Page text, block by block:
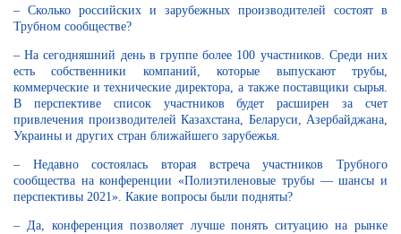
– Сколько российских и зарубежных производителей состоят в
Трубном сообществе?
– На сегодняшний день в группе более 100 участников. Среди них
есть собственники компаний, которые выпускают трубы,
коммерческие и технические директора, а также поставщики сырья.
В перспективе список участников будет расширен за счет
привлечения производителей Казахстана, Беларуси, Азербайджана,
Украины и других стран ближайшего зарубежья.
– Недавно состоялась вторая встреча участников Трубного
сообщества на конференции «Полиэтиленовые трубы — шансы и
перспективы 2021». Какие вопросы были подняты?
– Да, конференция позволяет лучше понять ситуацию на рынке